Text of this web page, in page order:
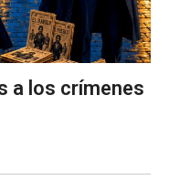
a los crímenes